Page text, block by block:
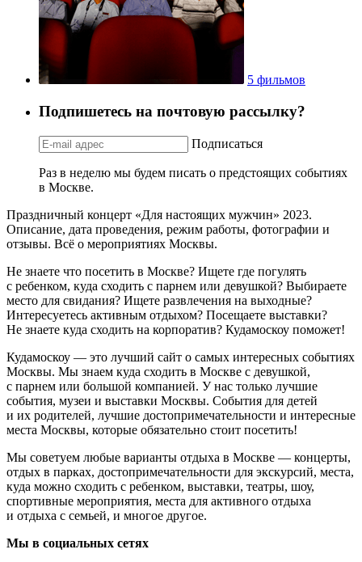
5 фильмов
Подпишетесь на почтовую рассылку?
Подписаться
Раз в неделю мы будем писать о предстоящих событиях
в Москве.
Праздничный концерт «Для настоящих мужчин» 2023.
Описание, дата проведения, режим работы, фотографии и
отзывы. Всё о мероприятиях Москвы.
Не знаете что посетить в Москве? Ищете где погулять
с ребенком, куда сходить с парнем или девушкой? Выбираете
место для свидания? Ищете развлечения на выходные?
Интересуетесь активным отдыхом? Посещаете выставки?
Не знаете куда сходить на корпоратив? Кудамоскоу поможет!
Кудамоскоу — это лучший сайт о самых интересных событиях
Москвы. Мы знаем куда сходить в Москве с девушкой,
с парнем или большой компанией. У нас только лучшие
события, музеи и выставки Москвы. События для детей
и их родителей, лучшие достопримечательности и интересные
места Москвы, которые обязательно стоит посетить!
Мы советуем любые варианты отдыха в Москве — концерты,
отдых в парках, достопримечательности для экскурсий, места,
куда можно сходить с ребенком, выставки, театры, шоу,
спортивные мероприятия, места для активного отдыха
и отдыха с семьей, и многое другое.
Мы в социальных сетях